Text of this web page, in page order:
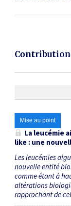
Mise au point
La leucémie
like : une
Les leucémies
nouvelle entité
comme étant à
altérations
rapprochant de